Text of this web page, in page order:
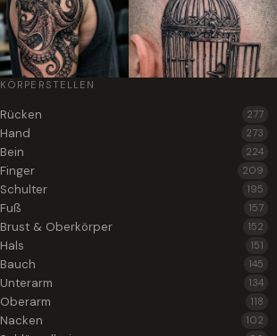
KÖRPERSTELLEN
Rücken 277
Hand 273
Bein 224
Finger 209
Schulter 195
Fuß 157
Brust & Oberkörper 152
Hals 151
Bauch 145
Unterarm 134
Oberarm 118
Nacken 102